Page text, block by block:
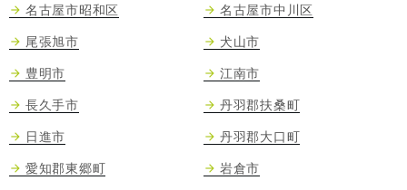
名古屋市昭和区 名古屋市中川区
尾張旭市
豊明市
長久手市
日進市
愛知郡東郷町
犬山市
江南市
丹羽郡扶桑町
丹羽郡大口町
岩倉市